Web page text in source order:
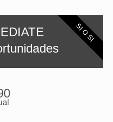
SI O SI